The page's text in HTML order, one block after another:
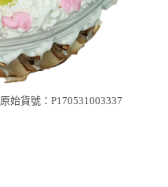
原始貨號：P170531003337